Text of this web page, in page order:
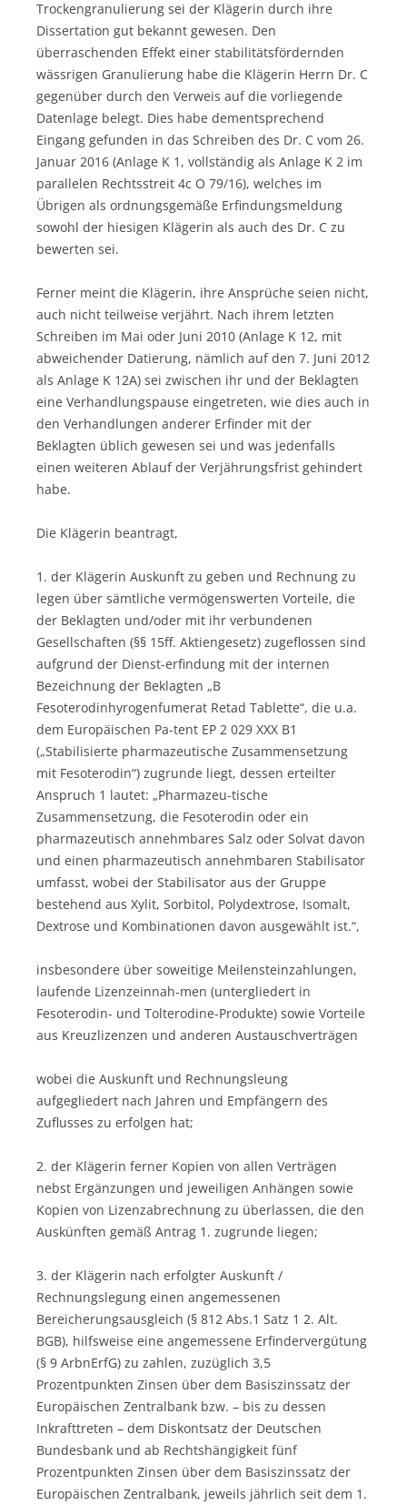
Trockengranulierung sei der Klägerin durch ihre
Dissertation gut bekannt gewesen. Den
überraschenden Effekt einer stabilitätsfördernden
wässrigen Granulierung habe die Klägerin Herrn Dr. C
gegenüber durch den Verweis auf die vorliegende
Datenlage belegt. Dies habe dementsprechend
Eingang gefunden in das Schreiben des Dr. C vom 26.
Januar 2016 (Anlage K 1, vollständig als Anlage K 2 im
parallelen Rechtsstreit 4c O 79/16), welches im
Übrigen als ordnungsgemäße Erfindungsmeldung
sowohl der hiesigen Klägerin als auch des Dr. C zu
bewerten sei.
Ferner meint die Klägerin, ihre Ansprüche seien nicht,
auch nicht teilweise verjährt. Nach ihrem letzten
Schreiben im Mai oder Juni 2010 (Anlage K 12, mit
abweichender Datierung, nämlich auf den 7. Juni 2012
als Anlage K 12A) sei zwischen ihr und der Beklagten
eine Verhandlungspause eingetreten, wie dies auch in
den Verhandlungen anderer Erfinder mit der
Beklagten üblich gewesen sei und was jedenfalls
einen weiteren Ablauf der Verjährungsfrist gehindert
habe.
Die Klägerin beantragt,
1. der Klägerin Auskunft zu geben und Rechnung zu
legen über sämtliche vermögenswerten Vorteile, die
der Beklagten und/oder mit ihr verbundenen
Gesellschaften (§§ 15ff. Aktiengesetz) zugeflossen sind
aufgrund der Dienst-erfindung mit der internen
Bezeichnung der Beklagten „B
Fesoterodinhyrogenfumerat Retad Tablette“, die u.a.
dem Europäischen Pa-tent EP 2 029 XXX B1
(„Stabilisierte pharmazeutische Zusammensetzung
mit Fesoterodin“) zugrunde liegt, dessen erteilter
Anspruch 1 lautet: „Pharmazeu-tische
Zusammensetzung, die Fesoterodin oder ein
pharmazeutisch annehmbares Salz oder Solvat davon
und einen pharmazeutisch annehmbaren Stabilisator
umfasst, wobei der Stabilisator aus der Gruppe
bestehend aus Xylit, Sorbitol, Polydextrose, Isomalt,
Dextrose und Kombinationen davon ausgewählt ist.“,
insbesondere über soweitige Meilensteinzahlungen,
laufende Lizenzeinnah-men (untergliedert in
Fesoterodin- und Tolterodine-Produkte) sowie Vorteile
aus Kreuzlizenzen und anderen Austauschverträgen
wobei die Auskunft und Rechnungsleung
aufgegliedert nach Jahren und Empfängern des
Zuflusses zu erfolgen hat;
2. der Klägerin ferner Kopien von allen Verträgen
nebst Ergänzungen und jeweiligen Anhängen sowie
Kopien von Lizenzabrechnung zu überlassen, die den
Auskünften gemäß Antrag 1. zugrunde liegen;
3. der Klägerin nach erfolgter Auskunft /
Rechnungslegung einen angemessenen
Bereicherungsausgleich (§ 812 Abs.1 Satz 1 2. Alt.
BGB), hilfsweise eine angemessene Erfindervergütung
(§ 9 ArbnErfG) zu zahlen, zuzüglich 3,5
Prozentpunkten Zinsen über dem Basiszinssatz der
Europäischen Zentralbank bzw. – bis zu dessen
Inkrafttreten – dem Diskontsatz der Deutschen
Bundesbank und ab Rechtshängigkeit fünf
Prozentpunkten Zinsen über dem Basiszinssatz der
Europäischen Zentralbank, jeweils jährlich seit dem 1.